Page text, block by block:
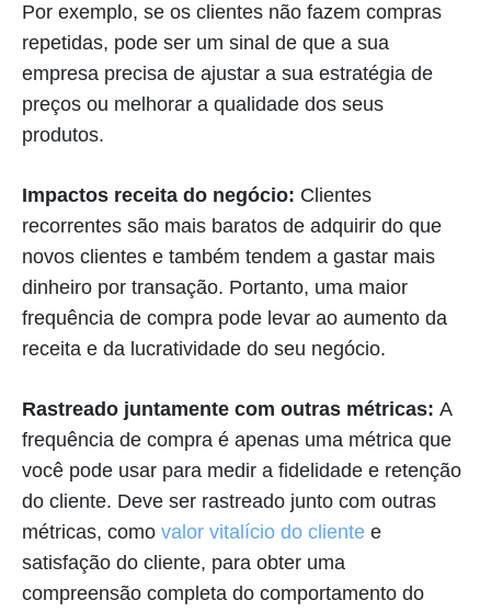
Por exemplo, se os clientes não fazem compras
repetidas, pode ser um sinal de que a sua
empresa precisa de ajustar a sua estratégia de
preços ou melhorar a qualidade dos seus
produtos.
Impactos receita do negócio: Clientes
recorrentes são mais baratos de adquirir do que
novos clientes e também tendem a gastar mais
dinheiro por transação. Portanto, uma maior
frequência de compra pode levar ao aumento da
receita e da lucratividade do seu negócio.
Rastreado juntamente com outras métricas: A
frequência de compra é apenas uma métrica que
você pode usar para medir a fidelidade e retenção
do cliente. Deve ser rastreado junto com outras
métricas, como valor vitalício do cliente e
satisfação do cliente, para obter uma
compreensão completa do comportamento do